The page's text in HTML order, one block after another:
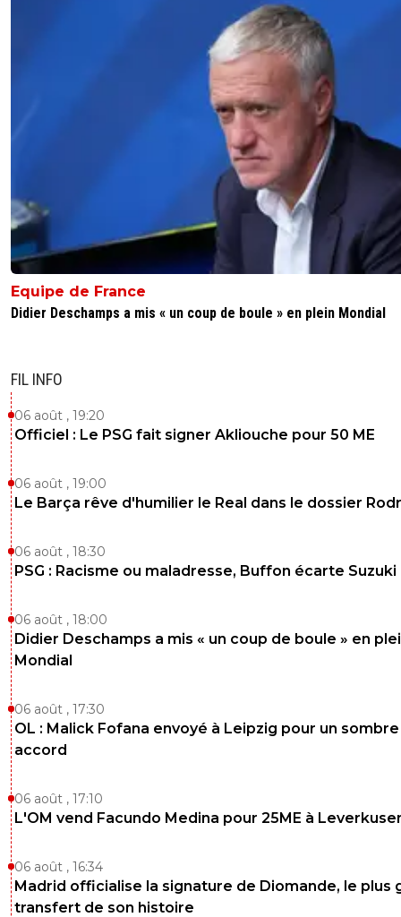
Equipe de France
Didier Deschamps a mis « un coup de boule » en plein Mondial
FIL INFO
06 août , 19:20
Officiel : Le PSG fait signer Akliouche pour 50 ME
06 août , 19:00
Le Barça rêve d'humilier le Real dans le dossier
06 août , 18:30
PSG : Racisme ou maladresse, Buffon écarte Suzuki
06 août , 18:00
Didier Deschamps a mis « un coup de boule » en
Mondial
06 août , 17:30
OL : Malick Fofana envoyé à Leipzig pour un sombre
accord
06 août , 17:10
L'OM vend Facundo Medina pour 25ME à
06 août , 16:34
Madrid officialise la signature de Diomande, le plus
transfert de son histoire